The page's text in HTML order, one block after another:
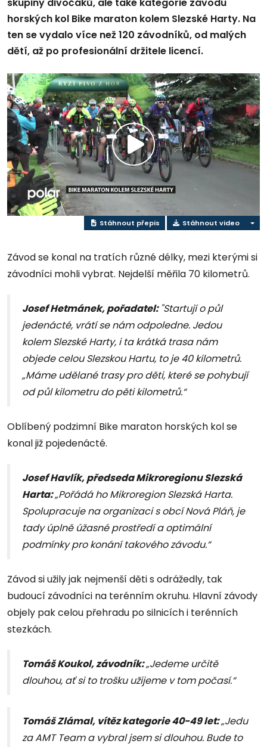
skupiny divočáků, ale také kategorie závodu
horských kol Bike maraton kolem Slezské Harty. Na
ten se vydalo více než 120 závodníků, od malých
dětí, až po profesionální držitele licencí.
Přehrát
video
Stáhnout přepis Stáhnout video
Závod se konal na tratích různé délky, mezi kterými si
závodníci mohli vybrat. Nejdelší měřila 70 kilometrů.
Josef Hetmánek, pořadatel: "Startují o půl
jedenácté, vrátí se nám odpoledne. Jedou
kolem Slezské Harty, i ta krátká trasa nám
objede celou Slezskou Hartu, to je 40 kilometrů.
„Máme udělané trasy pro děti, které se pohybují
od půl kilometru do pěti kilometrů.“
Oblíbený podzimní Bike maraton horských kol se
konal již pojedenácté.
Josef Havlík, předseda Mikroregionu Slezská
Harta:„Pořádá ho Mikroregion Slezská Harta.
Spolupracuje na organizaci s obcí Nová Pláň, je
tady úplně úžasné prostředí a optimální
podmínky pro konání takového závodu.“
Závod si užily jak nejmenší děti s odrážedly, tak
budoucí závodníci na terénním okruhu. Hlavní závody
objely pak celou přehradu po silnicích i terénních
stezkách.
Tomáš Koukol, závodník:„Jedeme určitě
dlouhou, ať si to trošku užijeme v tom počasí.“
Tomáš Zlámal, vítěz kategorie 40-49 let:„Jedu
za AMT Team a vybral jsem si dlouhou. Bude to